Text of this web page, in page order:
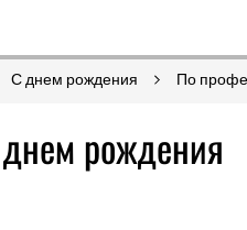
С днем рождения По
рождения